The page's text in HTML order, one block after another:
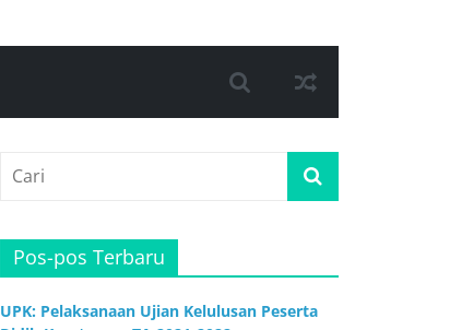
Pos-pos Terbaru
UPK: Pelaksanaan Ujian Kelulusan Peserta